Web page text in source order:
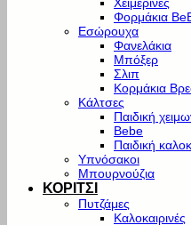
Φορμάκια
Εσώρουχα
Φανελάκια
Μπόξερ
Σλιπ
Κορμάκια
Κάλτσες
Παιδική
Bebe
Παιδική
Υπνόσακοι
Μπουρνούζια
ΚΟΡΙΤΣΙ
Πυτζάμες
Καλοκαιρινές